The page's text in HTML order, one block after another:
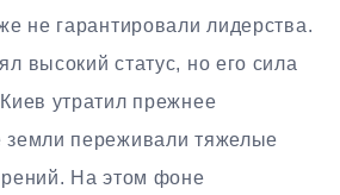
не гарантировали лидерства.
высокий статус, но его сила
утратил прежнее
переживали тяжелые
На этом фоне